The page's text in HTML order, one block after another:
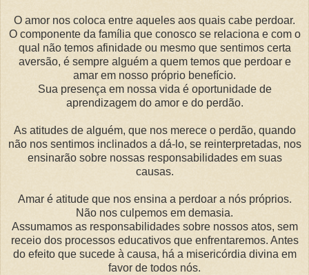
O amor nos coloca entre aqueles aos quais cabe perdoar.
O componente da família que conosco se relaciona e com o
qual não temos afinidade ou mesmo que sentimos certa
aversão, é sempre alguém a quem temos que perdoar e
amar em nosso próprio benefício.
Sua presença em nossa vida é oportunidade de
aprendizagem do amor e do perdão.
As atitudes de alguém, que nos merece o perdão, quando
não nos sentimos inclinados a dá-lo, se reinterpretadas, nos
ensinarão sobre nossas responsabilidades em suas
causas.
Amar é atitude que nos ensina a perdoar a nós próprios.
Não nos culpemos em demasia.
Assumamos as responsabilidades sobre nossos atos, sem
receio dos processos educativos que enfrentaremos. Antes
do efeito que sucede à causa, há a misericórdia divina em
favor de todos nós.